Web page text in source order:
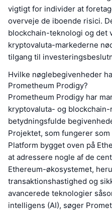
vigtigt for individer at
overveje de iboende risici.
blockchain-teknologi og det
kryptovaluta-markederne
tilgang til
Hvilke nøglebegivenheder
Prometheum Prodigy?
Prometheum Prodigy har
kryptovaluta- og
betydningsfulde
Projektet, som fungerer
Platform bygget oven på
at adressere nogle af de
Ethereum-økosystemet,
transaktionshastighed og
avancerede teknologier
intelligens (AI), søger